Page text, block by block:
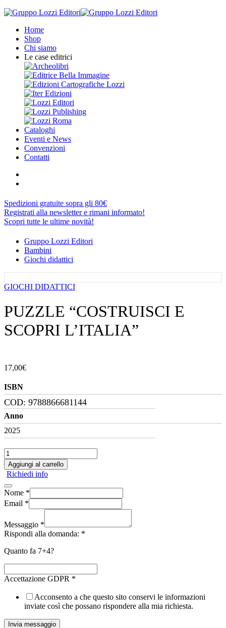
Home
Shop
Chi siamo
Le case editrici
Cataloghi
Eventi e News
Convenzioni
Contatti
Spedizioni gratuite sopra gli 80€
Registrati alla newsletter e rimani informato!
Scopri tutte le ultime novità!
Gruppo Lozzi Editori
Bambini
Giochi didattici
GIOCHI DIDATTICI
PUZZLE “COSTRUISCI E
SCOPRI L’ITALIA”
17,00€
ISBN
COD: 9788866681144
Anno
2025
Puzzle
"Costruisci
e
scopri
l'Italia"
quantità
Aggiungi al carrello
Richiedi info
Nome *
Email *
Messaggio *
Rispondi alla domanda: *
Quanto fa 7+4?
Accettazione GDPR *
Acconsento a che questo sito conservi le informazioni
inviate così che possano rispondere alla mia richiesta.
Invia messaggio